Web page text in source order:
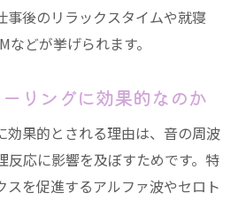
事後のリラックスタイムや就寝
どが挙げられます。
リングに効果的なのか
効果的とされる理由は、音の周波
反応に影響を及ぼすためです。特
スを促進するアルファ波やセロト